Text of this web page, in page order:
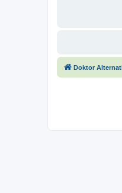
Doktor